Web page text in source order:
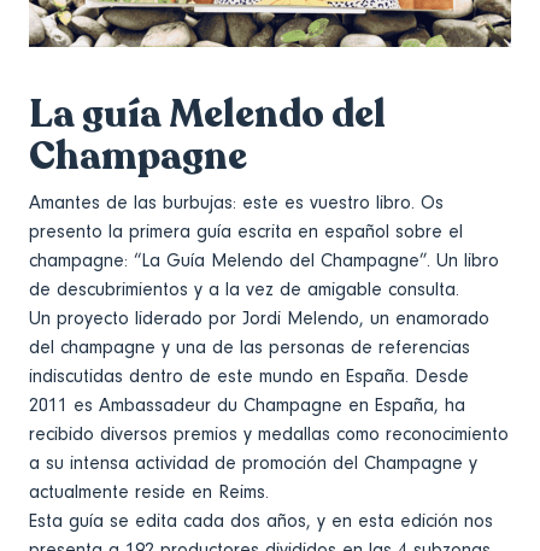
La guía Melendo del
Champagne
Amantes de las burbujas: este es vuestro libro. Os
presento la primera guía escrita en español sobre el
champagne: “La Guía Melendo del Champagne”. Un libro
de descubrimientos y a la vez de amigable consulta.
Un proyecto liderado por Jordi Melendo, un enamorado
del champagne y una de las personas de referencias
indiscutidas dentro de este mundo en España. Desde
2011 es Ambassadeur du Champagne en España, ha
recibido diversos premios y medallas como reconocimiento
a su intensa actividad de promoción del Champagne y
actualmente reside en Reims.
Esta guía se edita cada dos años, y en esta edición nos